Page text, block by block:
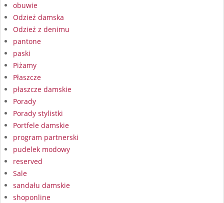
obuwie
Odzież damska
Odzież z denimu
pantone
paski
Piżamy
Płaszcze
płaszcze damskie
Porady
Porady stylistki
Portfele damskie
program partnerski
pudelek modowy
reserved
Sale
sandału damskie
shoponline